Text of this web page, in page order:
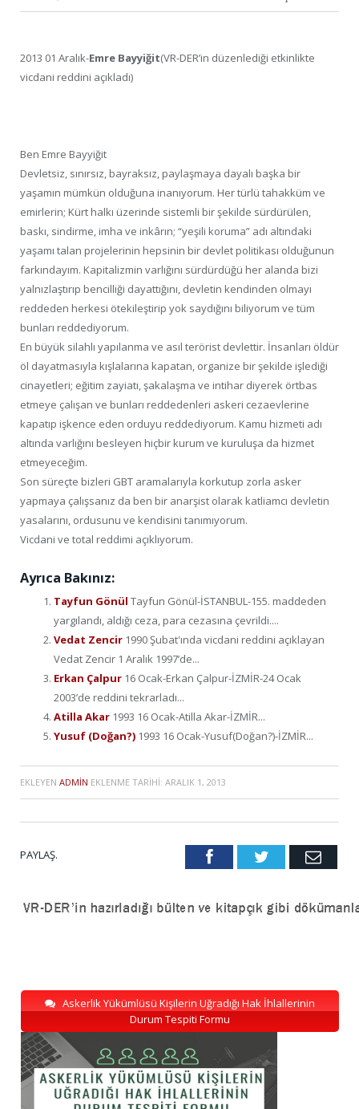
2013 01 Aralık-Emre Bayyiğit(VR-DER’in düzenlediği etkinlikte
vicdani reddini açıkladı)
Ben Emre Bayyiğit
Devletsiz, sınırsız, bayraksız, paylaşmaya dayalı başka bir
yaşamın mümkün olduğuna inanıyorum. Her türlü tahakküm ve
emirlerin; Kürt halkı üzerinde sistemli bir şekilde sürdürülen,
baskı, sindirme, imha ve inkârın; “yeşili koruma” adı altındaki
yaşamı talan projelerinin hepsinin bir devlet politikası olduğunun
farkındayım. Kapitalizmin varlığını sürdürdüğü her alanda bizi
yalnızlaştırıp bencilliği dayattığını, devletin kendinden olmayı
reddeden herkesi ötekileştirip yok saydığını biliyorum ve tüm
bunları reddediyorum.
En büyük silahlı yapılanma ve asıl terörist devlettir. İnsanları öldür
öl dayatmasıyla kışlalarına kapatan, organize bir şekilde işlediği
cinayetleri; eğitim zayiatı, şakalaşma ve intihar diyerek örtbas
etmeye çalışan ve bunları reddedenleri askeri cezaevlerine
kapatıp işkence eden orduyu reddediyorum. Kamu hizmeti adı
altında varlığını besleyen hiçbir kurum ve kuruluşa da hizmet
etmeyeceğim.
Son süreçte bizleri GBT aramalarıyla korkutup zorla asker
yapmaya çalışsanız da ben bir anarşist olarak katliamcı devletin
yasalarını, ordusunu ve kendisini tanımıyorum.
Vicdani ve total reddimi açıklıyorum.
Ayrıca Bakınız:
Tayfun Gönül Tayfun Gönül-İSTANBUL-155. maddeden
yargılandı, aldığı ceza, para cezasına çevrildi....
Vedat Zencir 1990 Şubat'ında vicdani reddini açıklayan
Vedat Zencir 1 Aralık 1997’de...
Erkan Çalpur 16 Ocak-Erkan Çalpur-İZMİR-24 Ocak
2003’de reddini tekrarladı...
Atilla Akar 1993 16 Ocak-Atilla Akar-İZMİR...
Yusuf (Doğan?) 1993 16 Ocak-Yusuf(Doğan?)-İZMİR...
EKLEYEN ADMIN EKLENME TARIHI: ARALIK 1, 2013
PAYLAŞ. FacebookTwitter Email
Askerlik Yükümlüsü Kişilerin Uğradığı Hak İhlallerinin
Durum Tespiti Formu